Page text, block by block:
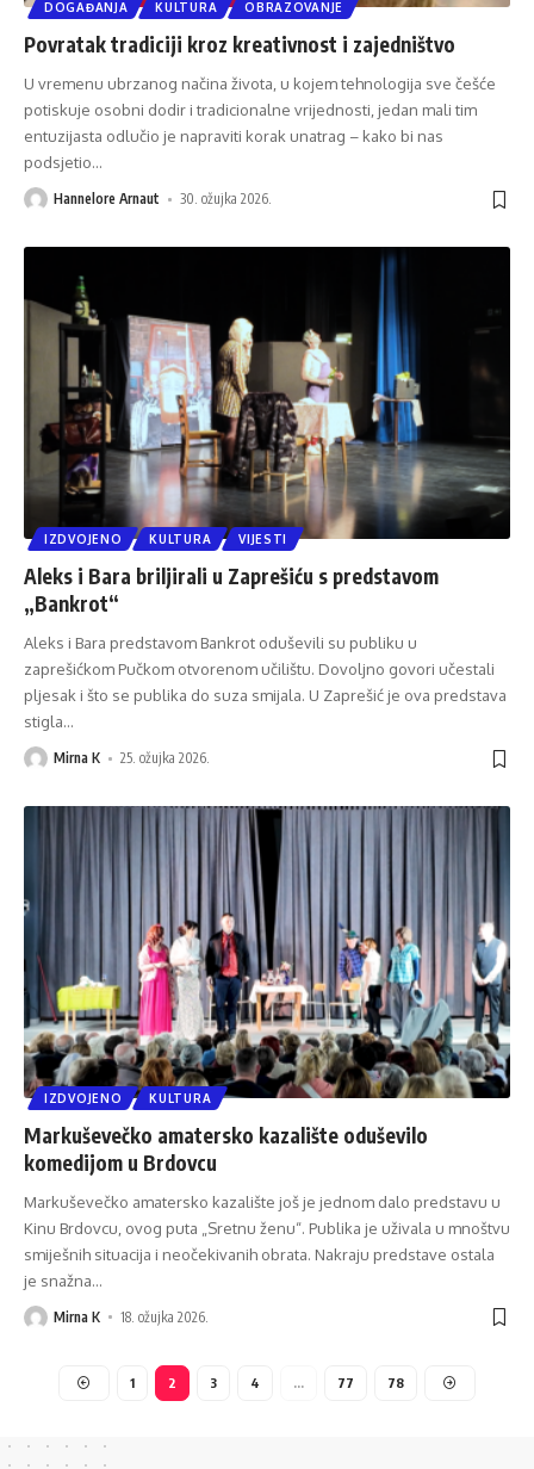
DOGAĐANJA KULTURA OBRAZOVANJE
Povratak tradiciji kroz kreativnost i zajedništvo
U vremenu ubrzanog načina života, u kojem tehnologija sve češće
potiskuje osobni dodir i tradicionalne vrijednosti, jedan mali tim
entuzijasta odlučio je napraviti korak unatrag – kako bi nas
podsjetio…
Hannelore Arnaut 30. ožujka 2026.
IZDVOJENO KULTURA VIJESTI
Aleks i Bara briljirali u Zaprešiću s predstavom
„Bankrot“
Aleks i Bara predstavom Bankrot oduševili su publiku u
zaprešićkom Pučkom otvorenom učilištu. Dovoljno govori učestali
pljesak i što se publika do suza smijala. U Zaprešić je ova predstava
stigla…
Mirna K 25. ožujka 2026.
IZDVOJENO KULTURA
Markuševečko amatersko kazalište oduševilo
komedijom u Brdovcu
Markuševečko amatersko kazalište još je jednom dalo predstavu u
Kinu Brdovcu, ovog puta „Sretnu ženu“. Publika je uživala u mnoštvu
smiješnih situacija i neočekivanih obrata. Nakraju predstave ostala
je snažna…
Mirna K 18. ožujka 2026.
1 2 3 4 … 77 78